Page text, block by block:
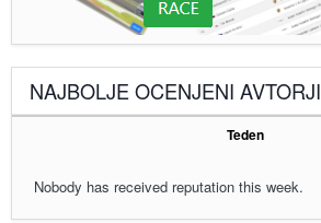
NAJBOLJE OCENJENI AVTORJI
Teden
Nobody has received reputation this week.